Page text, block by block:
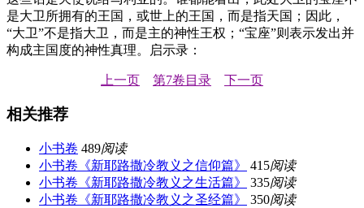
是大卫所拥有的王国，或世上的王国，而是指天国；因此，
“大卫”不是指大卫，而是主的神性王权；“宝座”则表示发出并
构成主国度的神性真理。启示录：
上一页 第7卷目录 下一页
相关推荐
小书卷 489阅读
小书卷《新耶路撒冷教义之信仰篇》
415阅读
小书卷《新耶路撒冷教义之生活篇》
335阅读
小书卷《新耶路撒冷教义之圣经篇》
350阅读